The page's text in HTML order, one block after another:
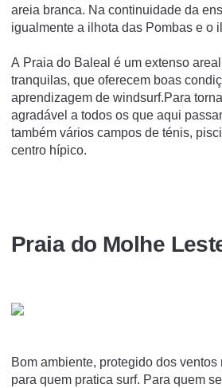
areia branca. Na continuidade da
igualmente a ilhota das Pombas e o
A Praia do Baleal é um extenso
tranquilas, que oferecem boas
aprendizagem de windsurf.Para
agradável a todos os que aqui
também vários campos de ténis,
centro hípico.
Praia do Molhe
Bom ambiente, protegido dos
para quem pratica surf. Para quem